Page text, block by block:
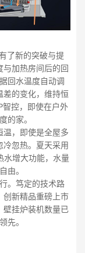
了新的突破与提
加热房间后的回
回水温度自动调
差的变化，维持恒
智控，即使在户外
的家。
温，即使是全屋多
忽热。夏天采用
水增大功能，水量
由。
。笃定的技术路
创新精品重磅上市
壁挂炉装机数量已
先。